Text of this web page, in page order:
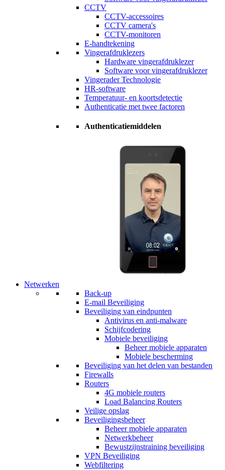
CCTV
CCTV-accessoires
CCTV camera's
CCTV-monitoren
E-handtekening
Vingerafdruklezers
Hardware vingerafdruklezer
Software voor vingerafdruklezer
Vingerader Technologie
HR-software
Temperatuur- en koortsdetectie
Authenticatie met twee factoren
Authenticatiemiddelen
Netwerken
Back-up
E-mail Beveiliging
Beveiliging van eindpunten
Antivirus en anti-malware
Schijfcodering
Mobiele beveiliging
Beheer mobiele apparaten
Mobiele bescherming
Beveiliging van het delen van bestanden
Firewalls
Routers
4G mobiele routers
Load Balancing Routers
Veilige opslag
Beveiligingsbeheer
Beheer mobiele apparaten
Netwerkbeheer
Bewustzijnstraining beveiliging
VPN Beveiliging
Webfiltering